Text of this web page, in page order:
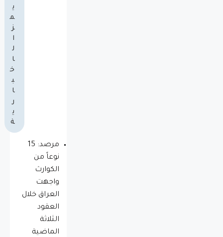
ي
م
ز
ا
ل
ا
خ
ب
ا
ر
ي
ة
مرصد: 15
نوعاً من
الكوارث
واجهت
العراق خلال
العقود
الثلاثة
الماضية